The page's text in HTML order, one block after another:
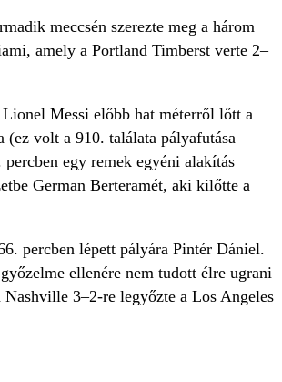
meccsén szerezte meg a három
amely a Portland Timberst verte 2–
Messi előbb hat méterről lőtt a
(ez volt a 910. találata pályafutása
egy remek egyéni alakítás
German Berteramét, aki kilőtte a
percben lépett pályára Pintér Dániel.
ellenére nem tudott élre ugrani
Nashville 3–2-re legyőzte a Los Angeles